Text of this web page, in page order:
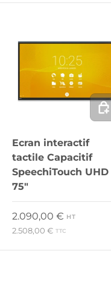
Ecran interactif
tactile Capacitif
SpeechiTouch UHD
75"
Prix habituel
2.090,00 € HT
2.508,00 € TTC